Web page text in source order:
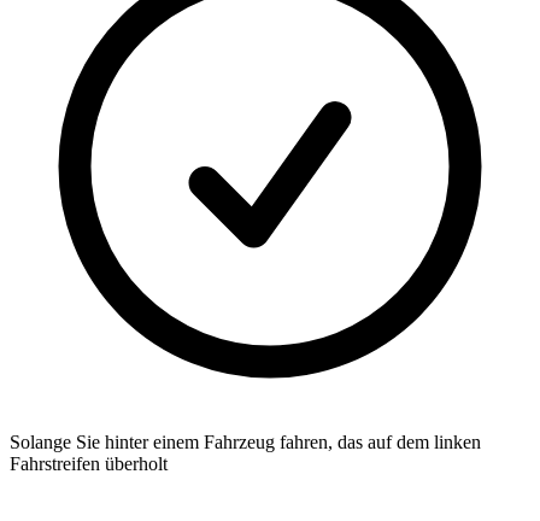
Solange Sie hinter einem Fahrzeug fahren, das auf dem linken
Fahrstreifen überholt